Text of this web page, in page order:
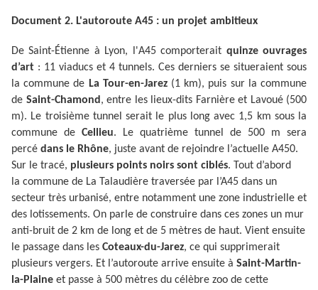
Document 2. L'autoroute A45 : un projet ambitieux
De Saint-Étienne à Lyon, l'A45 comporterait quinze ouvrages
d’art : 11 viaducs et 4 tunnels. Ces derniers se situeraient sous
la commune de La Tour-en-Jarez(1 km), puis sur la commune
de Saint-Chamond , entre les lieux-dits Farnière et Lavoué (500
m). Le troisième tunnel serait le plus long avec 1,5 km sous la
commune de Cellieu. Le quatrième tunnel de 500 m sera
percé dans le Rhône, juste avant de rejoindre l’actuelle A450.
Sur le tracé, plusieurs points noirs sont ciblés. Tout d’abord
la commune de La Talaudière traversée par l’A45 dans un
secteur très urbanisé, entre notamment une zone industrielle et
des lotissements. On parle de construire dans ces zones un mur
anti-bruit de 2 km de long et de 5 mètres de haut. Vient ensuite
le passage dans les Coteaux-du-Jarez, ce qui supprimerait
plusieurs vergers. Et l’autoroute arrive ensuite à Saint-Martin-
la-Plaine et passe à 500 mètres du célèbre zoo de cette